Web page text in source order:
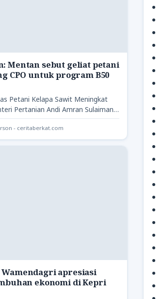
Mentan sebut geliat petani
CPO untuk program B50
Petani Kelapa Sawit Meningkat
Pertanian Andi Amran Sulaiman
kemajuan…
- ceritaberkat.com
apresiasi
ekonomi di Kepri